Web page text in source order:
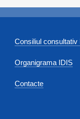
Consiliul consultativ
Organigrama IDIS
Contacte